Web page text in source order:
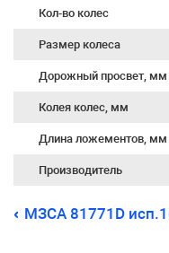
Кол-во колес
Размер колеса
Дорожный просвет, мм
Колея колес, мм
Длина ложементов, мм
Производитель
МЗСА 81771D